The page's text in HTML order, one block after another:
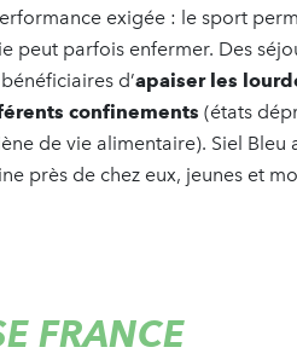
exigée : le sport
peut parfois enfermer. Des
d’apaiser les
confinements (états
de vie alimentaire). Siel
près de chez eux, jeunes et
FRANCE